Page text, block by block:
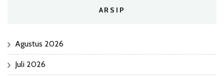
ARSIP
Agustus 2026
Juli 2026